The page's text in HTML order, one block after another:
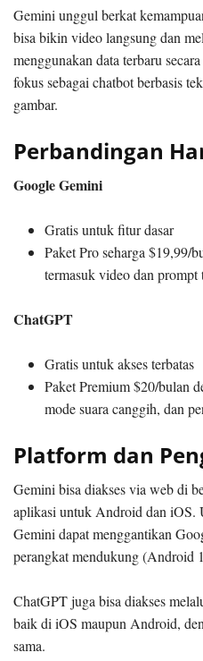
Gemini unggul berkat
bisa bikin video langsung dan
menggunakan data terbaru
fokus sebagai chatbot berbasis
gambar.
Perbandingan
Google Gemini
Gratis untuk fitur dasar
Paket Pro seharga $19,99/
termasuk video dan
ChatGPT
Gratis untuk akses terbatas
Paket Premium $20/bulan
mode suara canggih, dan
Platform dan
Gemini bisa diakses via web di
aplikasi untuk Android dan iOS.
Gemini dapat menggantikan
perangkat mendukung
ChatGPT juga bisa diakses
baik di iOS maupun Android,
sama.